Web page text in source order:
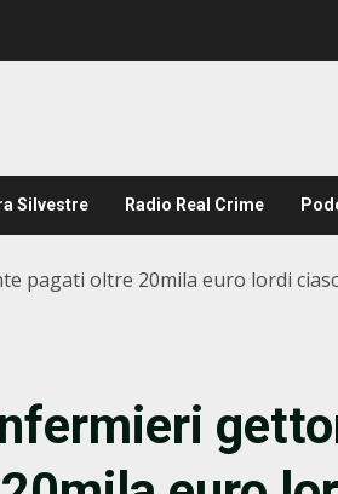
Silvestre Radio Real Crime
pagati oltre 20mila euro lordi